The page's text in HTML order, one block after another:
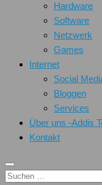
Hardware
Software
Netzwerk
Games
Internet
Social
Bloggen
Services
Über uns -Addis
Kontakt
Suchen